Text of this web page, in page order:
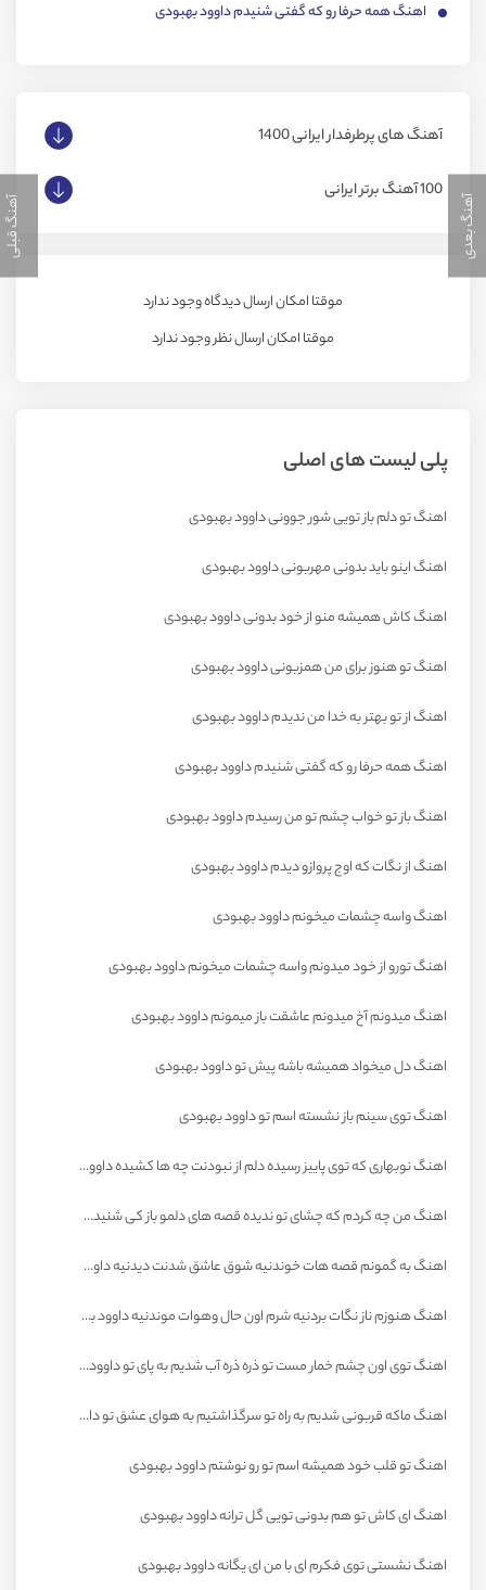
آهنگ بعدی آهنگ قبلی
اهنگ همه حرفا رو که گفتی شنیدم داوود بهبودی
آهنگ های پرطرفدار ایرانی 1400
100 آهنگ برتر ایرانی
موقتا امکان ارسال دیدگاه وجود ندارد
موقتا امکان ارسال نظر وجود ندارد
پلی لیست های اصلی
اهنگ تو دلم باز تویی شور جوونی داوود بهبودی
اهنگ اینو باید بدونی مهربونی داوود بهبودی
اهنگ کاش همیشه منو از خود بدونی داوود بهبودی
اهنگ تو هنوز برای من همزبونی داوود بهبودی
اهنگ از تو بهتر به خدا من ندیدم داوود بهبودی
اهنگ همه حرفا رو که گفتی شنیدم داوود بهبودی
اهنگ باز تو خواب چشم تو من رسیدم داوود بهبودی
اهنگ از نگات که اوج پروازو دیدم داوود بهبودی
اهنگ واسه چشمات میخونم داوود بهبودی
اهنگ تورو از خود میدونم واسه چشمات میخونم داوود بهبودی
اهنگ میدونم آخ میدونم عاشقت باز میمونم داوود بهبودی
اهنگ دل میخواد همیشه باشه پیش تو داوود بهبودی
اهنگ توی سینم باز نشسته اسم تو داوود بهبودی
اهنگ نوبهاری که توی پاییز رسیده دلم از نبودنت چه ها کشیده داوود بهبودی
اهنگ من چه کردم که چشای تو ندیده قصه های دلمو باز کی شنیده داوود بهبودی
اهنگ به گمونم قصه هات خوندنیه شوق عاشق شدنت دیدنیه داوود بهبودی
اهنگ هنوزم ناز نگات بردنیه شرم اون حال وهوات موندنیه داوود بهبودی
اهنگ توی اون چشم خمار مست تو ذره ذره آب شدیم به پای تو داوود بهبودی
اهنگ ماکه قربونی شدیم به راه تو سرگذاشتیم به هوای عشق تو داوود بهبودی
اهنگ تو قلب خود همیشه اسم تو رو نوشتم داوود بهبودی
اهنگ ای کاش تو هم بدونی تویی گل ترانه داوود بهبودی
اهنگ نشستی توی فکرم ای با من ای یگانه داوود بهبودی